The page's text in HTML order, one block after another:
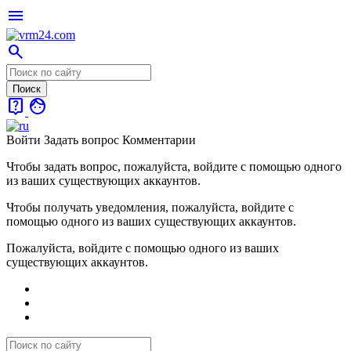
menu
search
live_help face
Войти Задать вопрос Комментарии
Чтобы задать вопрос, пожалуйста, войдите с помощью одного
из ваших существующих аккаунтов.
Чтобы получать уведомления, пожалуйста, войдите с
помощью одного из ваших существующих аккаунтов.
Пожалуйста, войдите с помощью одного из ваших
существующих аккаунтов.